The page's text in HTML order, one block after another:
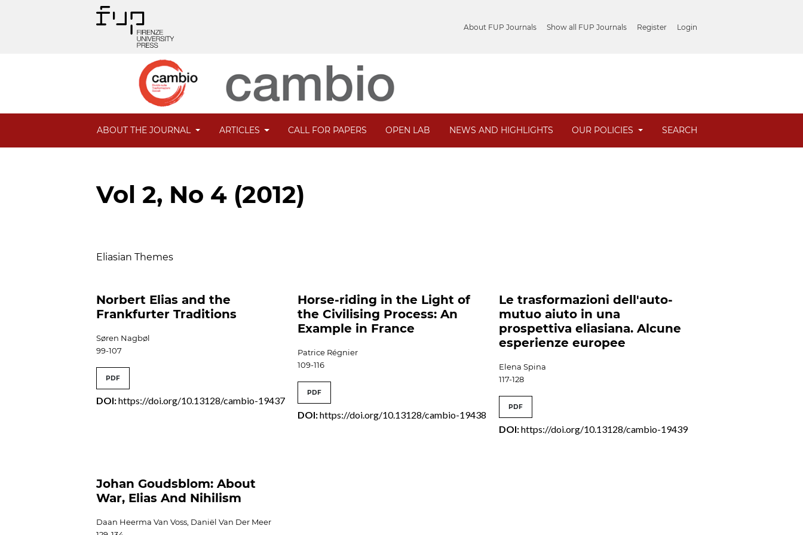
About FUP Journals Show all FUP Journals Register Login
ABOUT THE JOURNAL ARTICLES CALL FOR PAPERS OPEN LAB NEWS AND HIGHLIGHTS OUR POLICIES SEARCH
Vol 2, No 4 (2012)
Eliasian Themes
Norbert Elias and the
Frankfurter Traditions
Søren Nagbøl
99-107
PDF
DOI:https://doi.org/10.13128/cambio-19437
Horse-riding in the Light of
the Civilising Process: An
Example in France
Patrice Régnier
109-116
PDF
DOI:https://doi.org/10.13128/cambio-19438
Le trasformazioni dell'auto-
mutuo aiuto in una
prospettiva eliasiana. Alcune
esperienze europee
Elena Spina
117-128
PDF
DOI:https://doi.org/10.13128/cambio-19439
Johan Goudsblom: About
War, Elias And Nihilism
Daan Heerma Van Voss, Daniël Van Der Meer